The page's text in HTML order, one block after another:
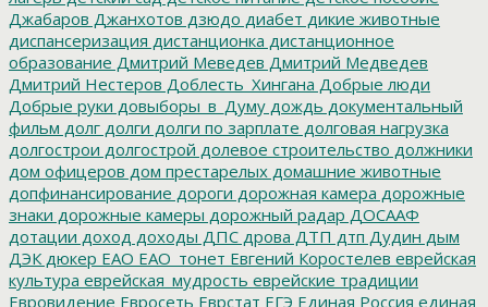
Джабаров Джанхотов дзюдо диабет дикие животные
диспансеризация дистанционка дистанционное
образование Дмитрий Меведев Дмитрий Медведев
Дмитрий Нестеров Доблесть_Хингана Добрые люди
Добрые руки довыборы_в_Думу дождь документальный
фильм долг долги долги по зарплате долговая нагрузка
долгострои долгострой долевое строительство должники
дом офицеров дом престарелых домашние животные
допфинансирование дороги дорожная камера дорожные
знаки дорожные камеры дорожный радар ДОСААФ
дотации доход доходы ДПС дрова ДТП дтп Дудин дым
ДЭК дюкер ЕАО ЕАО_тонет Евгений Коростелев еврейская
культура еврейская_мудрость еврейские традиции
Евровидение Евросеть Еврстат ЕГЭ Единая Россия единая